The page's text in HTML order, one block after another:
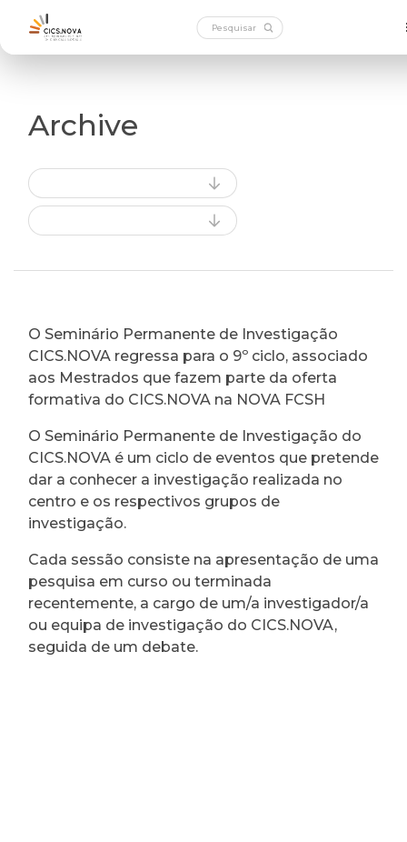
Archive
O Seminário Permanente de Investigação
CICS.NOVA regressa para o 9º ciclo, associado
aos Mestrados que fazem parte da oferta
formativa do CICS.NOVA na NOVA FCSH
O Seminário Permanente de Investigação do
CICS.NOVA é um ciclo de eventos que pretende
dar a conhecer a investigação realizada no
centro e os respectivos grupos de
investigação.
Cada sessão consiste na apresentação de uma
pesquisa em curso ou terminada
recentemente, a cargo de um/a investigador/a
ou equipa de investigação do CICS.NOVA,
seguida de um debate.